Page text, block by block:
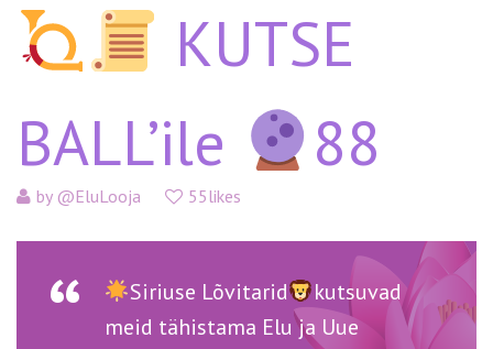
KUTSE
BALL’ile
88
by @EluLooja 55likes
Siriuse Lõvitarid
kutsuvad
meid tähistama Elu ja Uue